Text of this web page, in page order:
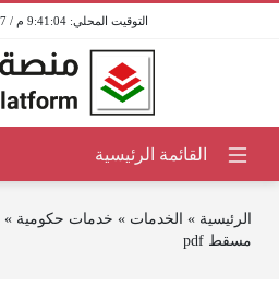
9:41:04 م / 7 أغسطس 2026
الرئيسية » الخدمات » خدمات حكومية »
مسقط pdf